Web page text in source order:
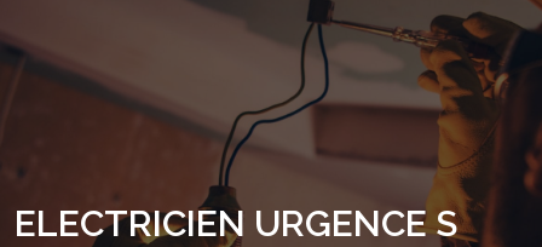
ELECTRICIEN URGENCE S